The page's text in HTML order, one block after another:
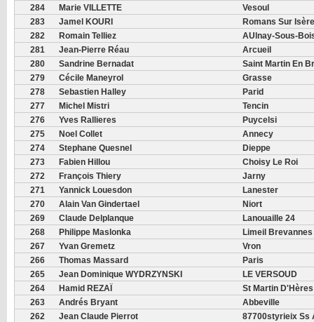
284
Marie VILLETTE
Vesoul
283
Jamel KOURI
Romans Sur Isère
282
Romain Telliez
AUlnay-Sous-
281
Jean-Pierre Réau
Arcueil
280
Sandrine Bernadat
Saint Martin En
279
Cécile Maneyrol
Grasse
278
Sebastien Halley
Parid
277
Michel Mistri
Tencin
276
Yves Rallieres
Puycelsi
275
Noel Collet
Annecy
274
Stephane Quesnel
Dieppe
273
Fabien Hillou
Choisy Le Roi
272
François Thiery
Jarny
271
Yannick Louesdon
Lanester
270
Alain Van Gindertael
Niort
269
Claude Delplanque
Lanouaille 24
268
Philippe Maslonka
Limeil Brevannes
267
Yvan Gremetz
Vron
266
Thomas Massard
Paris
265
Jean Dominique WYDRZYNSKI
LE VERSOUD
264
Hamid REZAÏ
St Martin
263
Andrés Bryant
Abbeville
262
Jean Claude Pierrot
87700styrieix Ss